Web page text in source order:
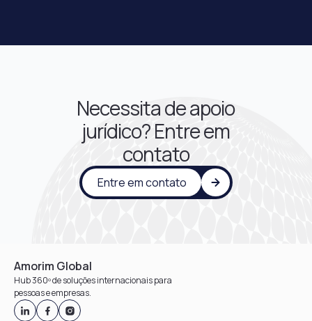
Necessita de apoio
jurídico? Entre em
contato
Entre em contato
Amorim Global
Hub 360º de soluções internacionais para
pessoas e empresas.